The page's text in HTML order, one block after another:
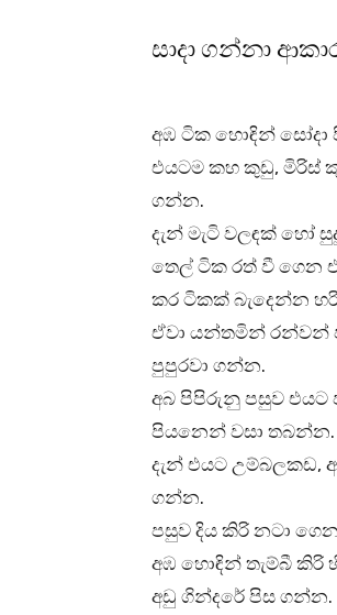
සාදා ගන්නා
අඹ ටික හොඳින් සෝදා
එයටම කහ කුඩු, මිරිස්
ගන්න.
දැන් මැටි වලඳක් හෝ
තෙල් ටික රත් වී ගෙන
කර ටිකක් බැදෙන්න
ඒවා යන්තමින් රන්වන්
පුපුරවා ගන්න.
අබ පිපිරුනු පසුව එයට
පියනෙන් වසා තබන්න.
දැන් එයට උම්බලකඩ,
ගන්න.
පසුව දිය කිරි නටා
අඹ හොඳින් තැම්බී කිරි
අඩු ගින්දරේ පිස ගන්න.